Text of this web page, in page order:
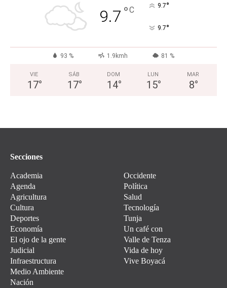
9.7 °C 9.7°
9.7°
93 % 1.9kmh 81 %
VIE
17°
SÁB
17°
DOM
14°
LUN
15°
MAR
8°
Secciones
Academia
Agenda
Agricultura
Cultura
Deportes
Economía
El ojo de la gente
Judicial
Infraestructura
Medio Ambiente
Nación
Occidente
Política
Salud
Tecnología
Tunja
Un café con
Valle de Tenza
Vida de hoy
Vive Boyacá